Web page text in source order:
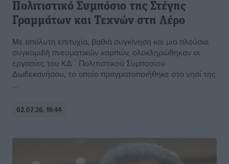
Πολιτιστικό Συμπόσιο της Στέγης
Γραμμάτων και Τεχνών στη Λέρο
Με απόλυτη επιτυχία, βαθιά συγκίνηση και μια πλούσια
συγκομιδή πνευματικών καρπών, ολοκληρώθηκαν οι
εργασίες του ΚΔ΄ Πολιτιστικού Συμποσίου
Δωδεκανήσου, το οποίο πραγματοποιήθηκε στο νησί της
...
02.07.26, 19:44